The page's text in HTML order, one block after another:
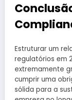
Estruturar um
regulatórios em
extremamente
cumprir uma
sólida para a